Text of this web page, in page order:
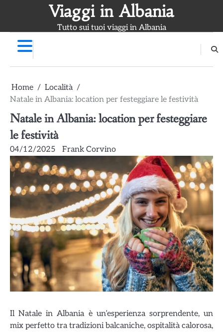
Viaggi in Albania
Tutto sui tuoi viaggi in Albania
Home
Località
Natale in Albania: location per festeggiare le festività
Natale in Albania: location per festeggiare
le festività
04/12/2025 Frank Corvino
Il Natale in Albania è un’esperienza sorprendente, un
mix perfetto tra tradizioni balcaniche, ospitalità calorosa,